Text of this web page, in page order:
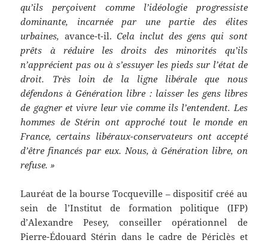
qu’ils perçoivent comme l’idéologie progressiste
dominante, incarnée par une partie des élites
urbaines, avance-t-il. Cela inclut des gens qui sont
prêts à réduire les droits des minorités qu’ils
n’apprécient pas ou à s’essuyer les pieds sur l’état de
droit. Très loin de la ligne libérale que nous
défendons à Génération libre : laisser les gens libres
de gagner et vivre leur vie comme ils l’entendent. Les
hommes de Stérin ont approché tout le monde en
France, certains libéraux-conservateurs ont accepté
d’être financés par eux. Nous, à Génération libre, on
refuse. »
Lauréat de la bourse Tocqueville – dispositif créé au
sein de l’Institut de formation politique (IFP)
d’Alexandre Pesey, conseiller opérationnel de
Pierre-Édouard Stérin dans le cadre de Périclès et